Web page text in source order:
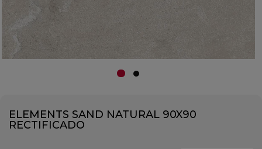
ELEMENTS SAND NATURAL 90X90
RECTIFICADO